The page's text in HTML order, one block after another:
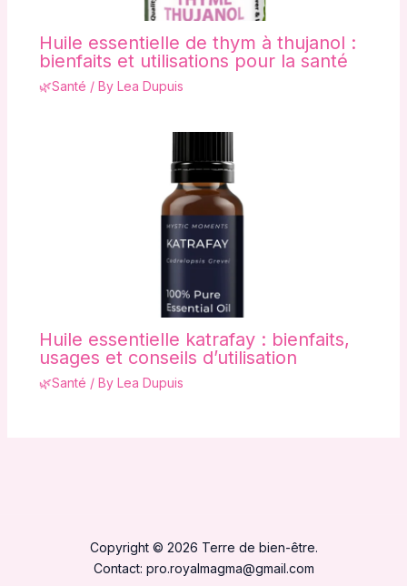
Huile essentielle de thym à thujanol :
bienfaits et utilisations pour la santé
🌿Santé / By Lea Dupuis
Huile essentielle katrafay : bienfaits,
usages et conseils d’utilisation
🌿Santé / By Lea Dupuis
Copyright © 2026 Terre de bien-être.
Contact: pro.royalmagma@gmail.com